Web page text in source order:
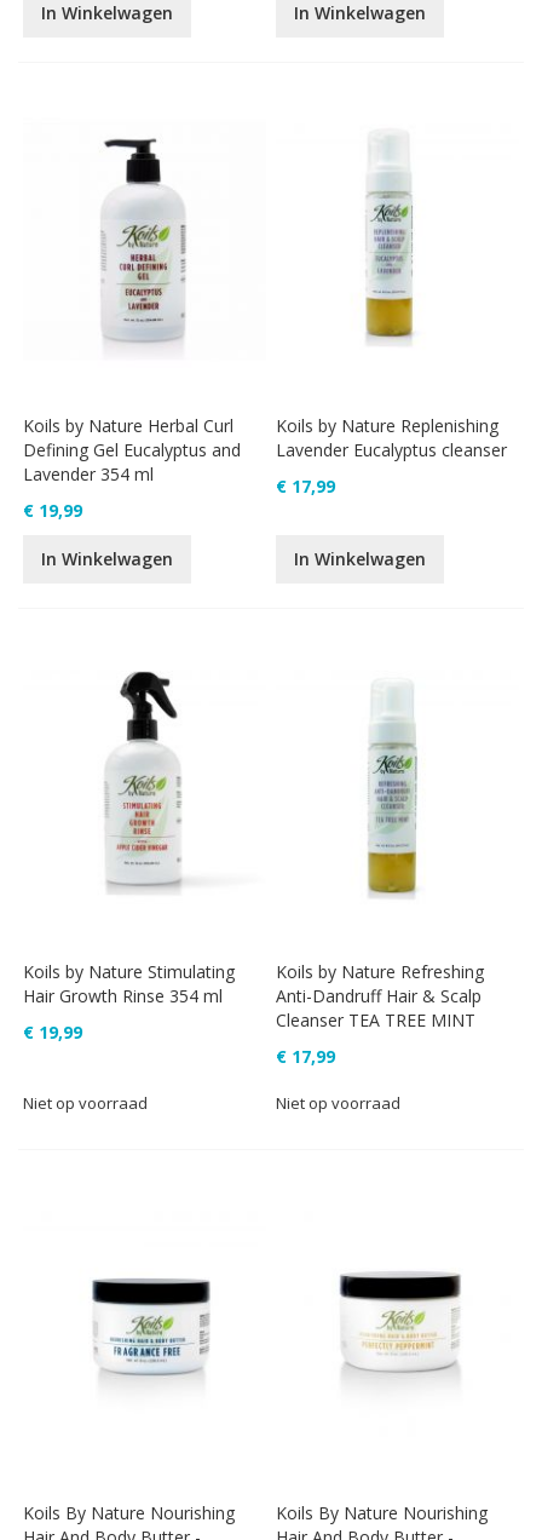
In Winkelwagen In Winkelwagen
Koils by Nature Herbal Curl
Defining Gel Eucalyptus and
Lavender 354 ml
€ 19,99
In Winkelwagen
Koils by Nature Replenishing
Lavender Eucalyptus cleanser
€ 17,99
In Winkelwagen
Koils by Nature Stimulating
Hair Growth Rinse 354 ml
€ 19,99
Niet op voorraad
Koils by Nature Refreshing
Anti-Dandruff Hair & Scalp
Cleanser TEA TREE MINT
€ 17,99
Niet op voorraad
Koils By Nature Nourishing
Koils By Nature Nourishing